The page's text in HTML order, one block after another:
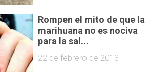
Rompen el mito de que la
marihuana no es nociva
para la sal...
22 de febrero de 2013